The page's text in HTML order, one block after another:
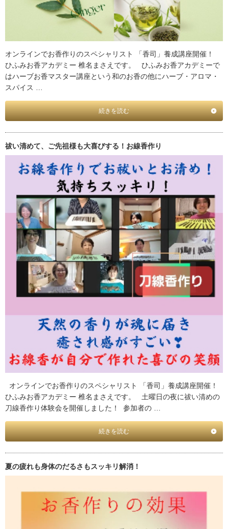
オンラインでお香作りのスペシャリスト 「香司」養成講座開催！
ひふみお香アカデミー 椎名まさえです。 ひふみお香アカデミーで
はハーブお香マスター講座という和のお香の他にハーブ・アロマ・
スパイス …
続きを読む
祓い清めて、ご先祖様も大喜びする！お線香作り
オンラインでお香作りのスペシャリスト 「香司」養成講座開催！
ひふみお香アカデミー 椎名まさえです。 土曜日の夜に祓い清めの
刀線香作り体験会を開催しました！ 参加者の …
続きを読む
夏の疲れも身体のだるさもスッキリ解消！